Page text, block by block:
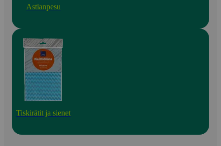
Astianpesu
Tiskirätit ja sienet